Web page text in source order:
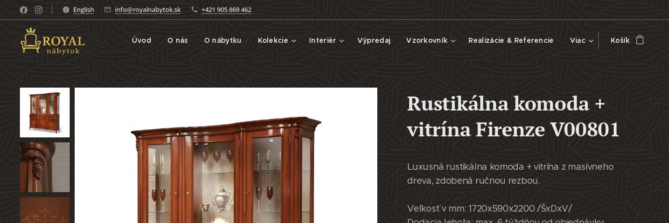
English info@royalnabytok.sk +421 905 869 462
Úvod O nás O nábytku Kolekcie Interiér Výpredaj Vzorkovník Realizácie & Referencie Viac Košík
Rustikálna komoda +
vitrína Firenze V00801
Luxusná rustikálna komoda + vitrína z masívneho
dreva, zdobená ručnou rezbou.
Veľkosť v mm: 1720x590x2200 /ŠxDxV/